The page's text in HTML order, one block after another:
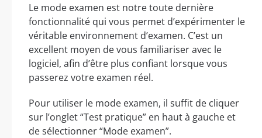
Le mode examen est notre toute dernière
fonctionnalité qui vous permet d’expérimenter le
véritable environnement d’examen. C’est un
excellent moyen de vous familiariser avec le
logiciel, afin d’être plus confiant lorsque vous
passerez votre examen réel.
Pour utiliser le mode examen, il suffit de cliquer
sur l’onglet “Test pratique” en haut à gauche et
de sélectionner “Mode examen”.